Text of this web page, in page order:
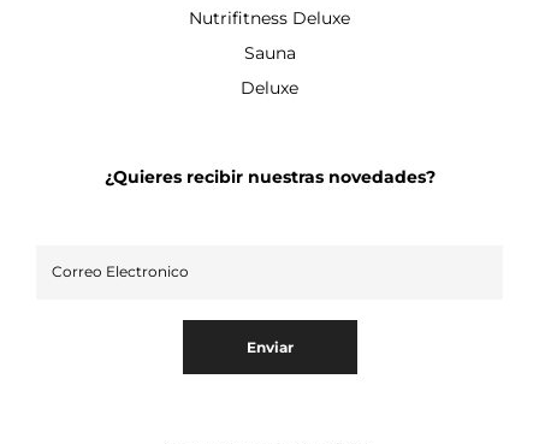
Nutrifitness Deluxe
Sauna
Deluxe
¿Quieres recibir nuestras novedades?
Enviar